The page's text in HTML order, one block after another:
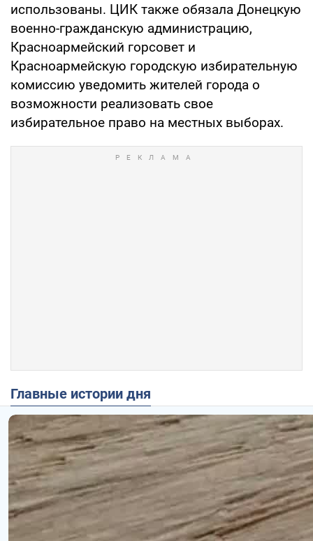
использованы. ЦИК также обязала Донецкую
военно-гражданскую администрацию,
Красноармейский горсовет и
Красноармейскую городскую избирательную
комиссию уведомить жителей города о
возможности реализовать свое
избирательное право на местных выборах.
Главные истории дня